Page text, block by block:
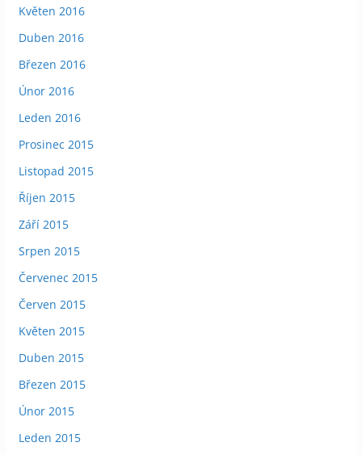
Květen 2016
Duben 2016
Březen 2016
Únor 2016
Leden 2016
Prosinec 2015
Listopad 2015
Říjen 2015
Září 2015
Srpen 2015
Červenec 2015
Červen 2015
Květen 2015
Duben 2015
Březen 2015
Únor 2015
Leden 2015